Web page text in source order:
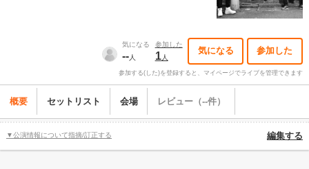
気になる
--人
参加した
1人
気になる 参加した
参加する(した)を登録すると、マイページでライブを管理できます
概要 セットリスト 会場 レビュー（--件）
▼公演情報について指摘/訂正する 編集する